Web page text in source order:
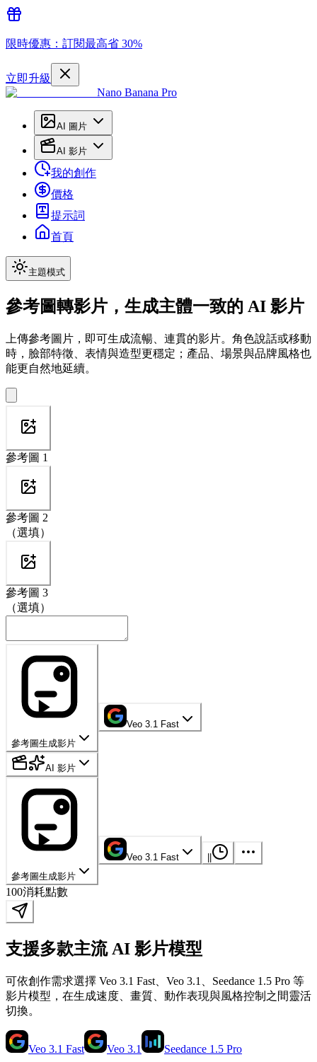
限時優惠：訂閱最高省 30%
立即升級
Nano Banana Pro
AI 圖片
AI 影片
我的創作
價格
提示詞
首頁
主題模式
參考圖轉影片，生成主體一致的 AI 影片
上傳參考圖片，即可生成流暢、連貫的影片。角色說話或移動
時，臉部特徵、表情與造型更穩定；產品、場景與品牌風格也
能更自然地延續。
參考圖 1
參考圖 2
（選填）
參考圖 3
（選填）
參考圖生成影片
Veo 3.1 Fast
AI 影片
參考圖生成影片
Veo 3.1 Fast
100消耗點數
支援多款主流 AI 影片模型
可依創作需求選擇 Veo 3.1 Fast、Veo 3.1、Seedance 1.5 Pro 等
影片模型，在生成速度、畫質、動作表現與風格控制之間靈活
切換。
Veo 3.1 Fast Veo 3.1 Seedance 1.5 Pro